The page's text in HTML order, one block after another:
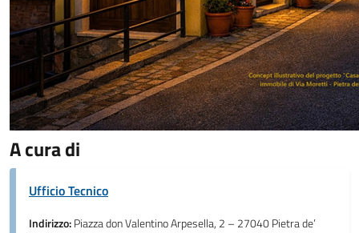
A cura di
Ufficio Tecnico
Indirizzo:Piazza don Valentino Arpesella, 2 – 27040 Pietra de’